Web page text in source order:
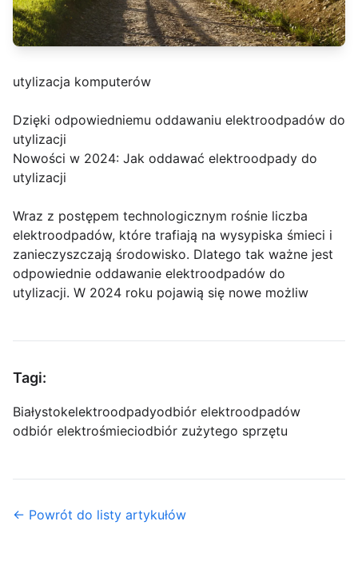
utylizacja komputerów
Dzięki odpowiedniemu oddawaniu elektroodpadów do
utylizacji
Nowości w 2024: Jak oddawać elektroodpady do
utylizacji
Wraz z postępem technologicznym rośnie liczba
elektroodpadów, które trafiają na wysypiska śmieci i
zanieczyszczają środowisko. Dlatego tak ważne jest
odpowiednie oddawanie elektroodpadów do
utylizacji. W 2024 roku pojawią się nowe możliw
Tagi:
Białystokelektroodpadyodbiór elektroodpadów
odbiór elektrośmieciodbiór zużytego sprzętu
← Powrót do listy artykułów